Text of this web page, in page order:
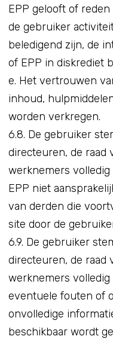
EPP gelooft of
de gebruiker
beledigend zijn, de
of EPP in diskrediet
e. Het vertrouwen
inhoud,
worden verkregen.
6.8. De gebruiker
directeuren, de raad
werknemers volledig
EPP niet
van derden die
site door de
6.9. De gebruiker
directeuren, de raad
werknemers
eventuele fouten of
onvolledige
beschikbaar wordt